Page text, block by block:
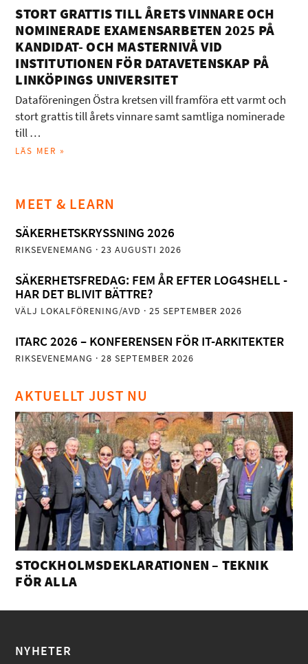
STORT GRATTIS TILL ÅRETS VINNARE OCH
NOMINERADE EXAMENSARBETEN 2025 PÅ
KANDIDAT- OCH MASTERNIVÅ VID
INSTITUTIONEN FÖR DATAVETENSKAP PÅ
LINKÖPINGS UNIVERSITET
Dataföreningen Östra kretsen vill framföra ett varmt och
stort grattis till årets vinnare samt samtliga nominerade
till …
LÄS MER »
MEET & LEARN
SÄKERHETSKRYSSNING 2026
RIKSEVENEMANG · 23 AUGUSTI 2026
SÄKERHETSFREDAG: FEM ÅR EFTER LOG4SHELL -
HAR DET BLIVIT BÄTTRE?
VÄLJ LOKALFÖRENING/AVD · 25 SEPTEMBER 2026
ITARC 2026 – KONFERENSEN FÖR IT-ARKITEKTER
RIKSEVENEMANG · 28 SEPTEMBER 2026
AKTUELLT JUST NU
STOCKHOLMSDEKLARATIONEN – TEKNIK
FÖR ALLA
NYHETER